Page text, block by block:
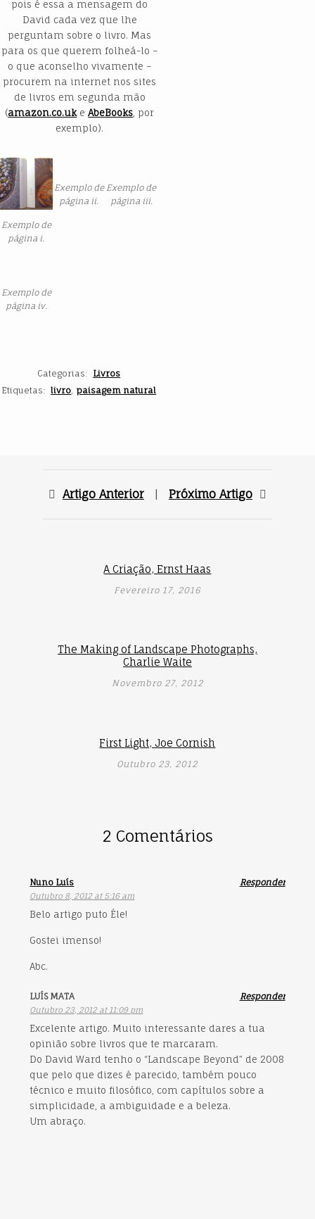
pois é essa a mensagem do
David cada vez que lhe
perguntam sobre o livro. Mas
para os que querem folheá-lo –
o que aconselho vivamente –
procurem na internet nos sites
de livros em segunda mão
(amazon.co.ukeAbeBooks , por
exemplo).
Exemplo de
página i.
Exemplo de
página ii.
Exemplo de
página iii.
Exemplo de
página iv.
Categorias
Livros
Etiquetas
livro paisagem natural
Artigo Anterior | Próximo Artigo
A Criação, Ernst Haas
Fevereiro 17, 2016
The Making of Landscape Photographs,
Charlie Waite
Novembro 27, 2012
First Light, Joe Cornish
Outubro 23, 2012
2 Comentários
Responder
Nuno Luís
Outubro 8, 2012 at 5:16 am
Belo artigo puto Éle!
Gostei imenso!
Abc.
Responder
LUÍS MATA
Outubro 23, 2012 at 11:09 pm
Excelente artigo. Muito interessante dares a tua
opinião sobre livros que te marcaram.
Do David Ward tenho o “Landscape Beyond” de 2008
que pelo que dizes é parecido, também pouco
técnico e muito filosófico, com capítulos sobre a
simplicidade, a ambiguidade e a beleza.
Um abraço.